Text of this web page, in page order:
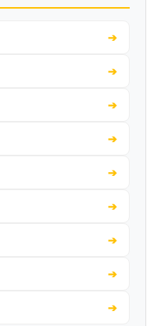
➔
➔
➔
➔
➔
➔
➔
➔
➔